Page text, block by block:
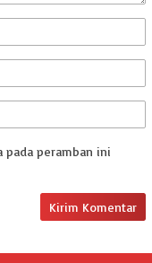
pada peramban ini